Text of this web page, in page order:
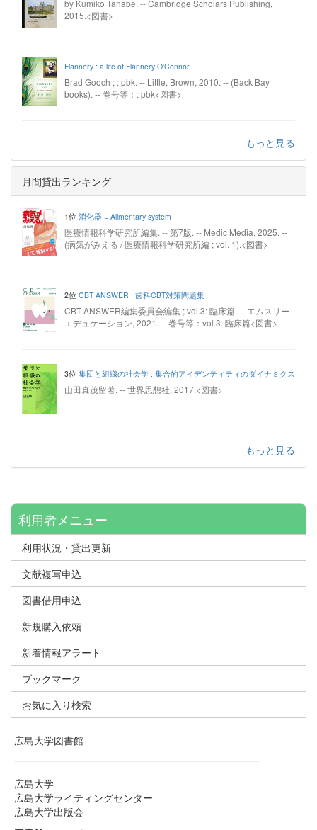
by Kumiko Tanabe. -- Cambridge Scholars Publishing,
2015.<図書>
Flannery : a life of Flannery O'Connor
Brad Gooch ; : pbk. -- Little, Brown, 2010. -- (Back Bay
books). -- 巻号等：: pbk<図書>
もっと見る
月間貸出ランキング
1位 消化器 = Alimentary system
医療情報科学研究所編集. -- 第7版. -- Medic Media, 2025. --
(病気がみえる / 医療情報科学研究所編 ; vol. 1).<図書>
2位 CBT ANSWER : 歯科CBT対策問題集
CBT ANSWER編集委員会編集 ; vol.3: 臨床篇. -- エムスリー
エデュケーション, 2021. -- 巻号等：vol.3: 臨床篇<図書>
3位 集団と組織の社会学 : 集合的アイデンティティのダイナミクス
山田真茂留著. -- 世界思想社, 2017.<図書>
もっと見る
利用者メニュー
利用状況・貸出更新
文献複写申込
図書借用申込
新規購入依頼
新着情報アラート
ブックマーク
お気に入り検索
広島大学図書館
広島大学
広島大学ライティングセンター
広島大学出版会